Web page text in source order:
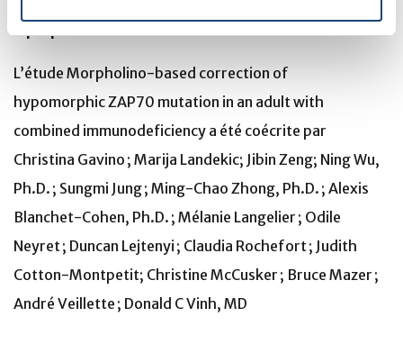
L’étude Morpholino-based correction of
hypomorphic ZAP70 mutation in an adult with
combined immunodeficiency a été coécrite par
Christina Gavino ; Marija Landekic; Jibin Zeng; Ning Wu,
Ph.D. ; Sungmi Jung ; Ming-Chao Zhong, Ph.D. ; Alexis
Blanchet-Cohen, Ph.D. ; Mélanie Langelier ; Odile
Neyret ; Duncan Lejtenyi ; Claudia Rochefort ; Judith
Cotton-Montpetit; Christine McCusker ; Bruce Mazer ;
André Veillette ; Donald C Vinh, MD